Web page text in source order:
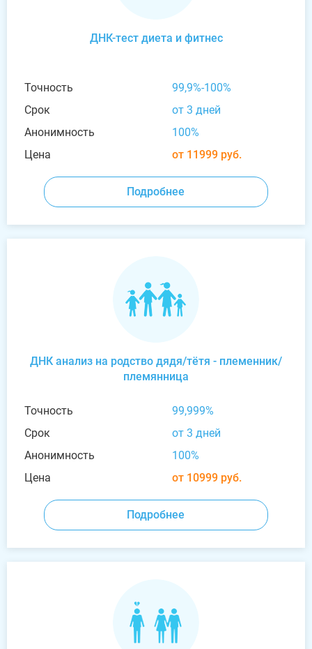
ДНК-тест диета и фитнес
Точность
99,9%-100%
Срок
от 3 дней
Анонимность
100%
Цена
от 11999 руб.
Подробнее
ДНК анализ на родство дядя/тётя - племенник/
племянница
Точность
99,999%
Срок
от 3 дней
Анонимность
100%
Цена
от 10999 руб.
Подробнее